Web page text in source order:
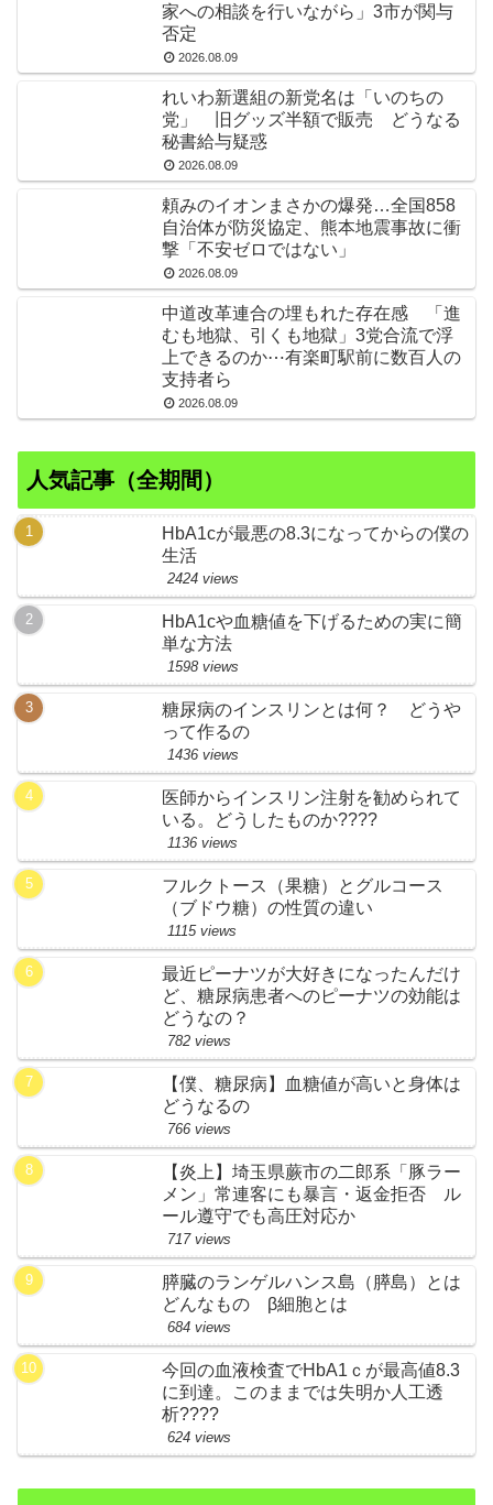
家への相談を行いながら」3市が関与
否定
2026.08.09
れいわ新選組の新党名は「いのちの
党」 旧グッズ半額で販売 どうなる
秘書給与疑惑
2026.08.09
頼みのイオンまさかの爆発…全国858
自治体が防災協定、熊本地震事故に衝
撃「不安ゼロではない」
2026.08.09
中道改革連合の埋もれた存在感 「進
むも地獄、引くも地獄」3党合流で浮
上できるのか⋯有楽町駅前に数百人の
支持者ら
2026.08.09
人気記事（全期間）
HbA1cが最悪の8.3になってからの僕の
生活
2424 views
HbA1cや血糖値を下げるための実に簡
単な方法
1598 views
糖尿病のインスリンとは何？ どうや
って作るの
1436 views
医師からインスリン注射を勧められて
いる。どうしたものか????
1136 views
フルクトース（果糖）とグルコース
（ブドウ糖）の性質の違い
1115 views
最近ピーナツが大好きになったんだけ
ど、糖尿病患者へのピーナツの効能は
どうなの？
782 views
【僕、糖尿病】血糖値が高いと身体は
どうなるの
766 views
【炎上】埼玉県蕨市の二郎系「豚ラー
メン」常連客にも暴言・返金拒否 ル
ール遵守でも高圧対応か
717 views
膵臓のランゲルハンス島（膵島）とは
どんなもの β細胞とは
684 views
今回の血液検査でHbA1ｃが最高値8.3
に到達。このままでは失明か人工透
析????
624 views